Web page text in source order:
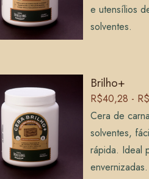
e utensílios
solventes.
Brilho+
R$40,28 -
Cera de
solventes,
rápida. Ideal
envernizadas.